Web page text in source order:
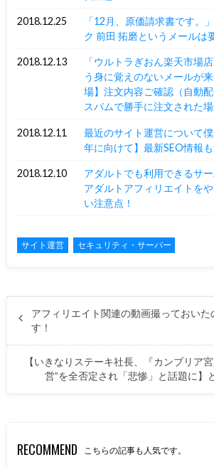
2018.12.25
「12月、原価請求書です。
ク 前田 拓磨というメールは
2018.12.13
「ウルトラぎおん楽天市場
う身に覚えのないメールが
場】注文内容ご確認（自動
スパムで勝手に注文された
2018.12.11
最近のサイト運営について
年に向けて】最新SEO情報も
2018.12.10
アダルトでも利用できるサ
アダルトアフィリエイトを
い注意点！
サイト運営 セキュリティ・サーバー
アフィリエイト関連の動画撮っておいた
す！
【いきなりステーキ社長、『カンブリア
営”を全否定され「悲惨」と話題に】
RECOMMEND こちらの記事も人気です。